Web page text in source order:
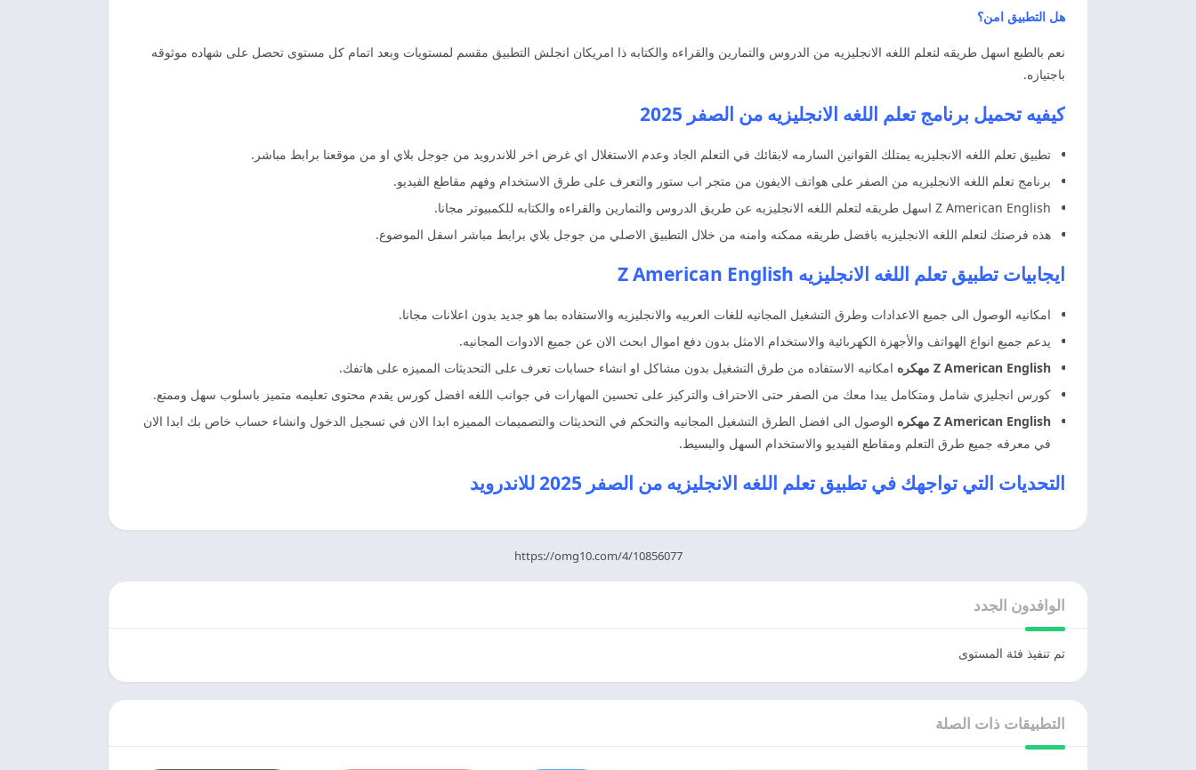
هل التطبيق امن؟
نعم بالطبع اسهل طريقه لتعلم اللغه الانجليزيه من الدروس والتمارين والقراءه والكتابه ذا امريكان انجلش التطبيق مقسم لمستويات وبعد اتمام كل مستوى تحصل على شهاده موثوقه
باجتيازه.
كيفيه تحميل برنامج تعلم اللغه الانجليزيه من الصفر 2025
تطبيق تعلم اللغه الانجليزيه يمتلك القوانين السارمه لابقائك في التعلم الجاد وعدم الاستغلال اي غرض اخر للاندرويد من جوجل بلاي او من موقعنا برابط مباشر.
برنامج تعلم اللغه الانجليزيه من الصفر على هواتف الايفون من متجر اب ستور والتعرف على طرق الاستخدام وفهم مقاطع الفيديو.
Z American English اسهل طريقه لتعلم اللغه الانجليزيه عن طريق الدروس والتمارين والقراءه والكتابه للكمبيوتر مجانا.
هذه فرصتك لتعلم اللغه الانجليزيه بافضل طريقه ممكنه وامنه من خلال التطبيق الاصلي من جوجل بلاي برابط مباشر اسفل الموضوع.
ايجابيات تطبيق تعلم اللغه الانجليزيه Z American English
امكانيه الوصول الى جميع الاعدادات وطرق التشغيل المجانيه للغات العربيه والانجليزيه والاستفاده بما هو جديد بدون اعلانات مجانا.
يدعم جميع انواع الهواتف والأجهزة الكهربائية والاستخدام الامثل بدون دفع اموال ابحث الان عن جميع الادوات المجانيه.
Z American English مهكره
امكانيه الاستفاده من طرق التشغيل بدون مشاكل او انشاء حسابات تعرف على التحديثات المميزه على هاتفك.
كورس انجليزي شامل ومتكامل يبدا معك من الصفر حتى الاحتراف والتركيز على تحسين المهارات في جوانب اللغه افضل كورس يقدم محتوى تعليمه متميز باسلوب سهل وممتع.
Z American English مهكره
الوصول الى افضل الطرق التشغيل المجانيه والتحكم في التحديثات والتصميمات المميزه ابدا الان في تسجيل الدخول وانشاء حساب خاص بك ابدا الان
في معرفه جميع طرق التعلم ومقاطع الفيديو والاستخدام السهل والبسيط.
التحديات التي تواجهك في تطبيق تعلم اللغه الانجليزيه من الصفر 2025 للاندرويد
https://omg10.com/4/10856077
الوافدون الجدد
تم تنفيذ فئة المستوى
التطبيقات ذات الصلة